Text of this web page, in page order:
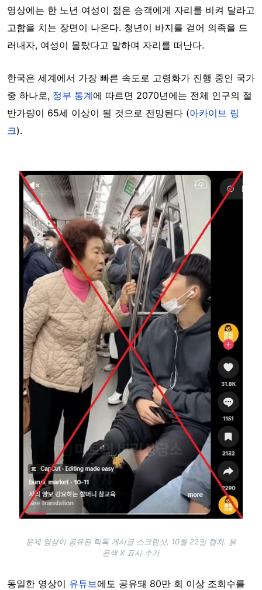
영상에는 한 노년 여성이 젊은 승객에게 자리를 비켜 달라고
고함을 치는 장면이 나온다. 청년이 바지를 걷어 의족을 드
러내자, 여성이 몰랐다고 말하며 자리를 떠난다.
한국은 세계에서 가장 빠른 속도로 고령화가 진행 중인 국가
중 하나로, 정부 통계에 따르면 2070년에는 전체 인구의 절
반가량이 65세 이상이 될 것으로 전망된다 (아카이브 링
크).
Image
문제 영상이 공유된 틱톡 게시글 스크린샷, 10월 22일 캡쳐. 붉
은색 X 표시 추가
동일한 영상이 유튜브 에도 공유돼 80만 회 이상 조회수를